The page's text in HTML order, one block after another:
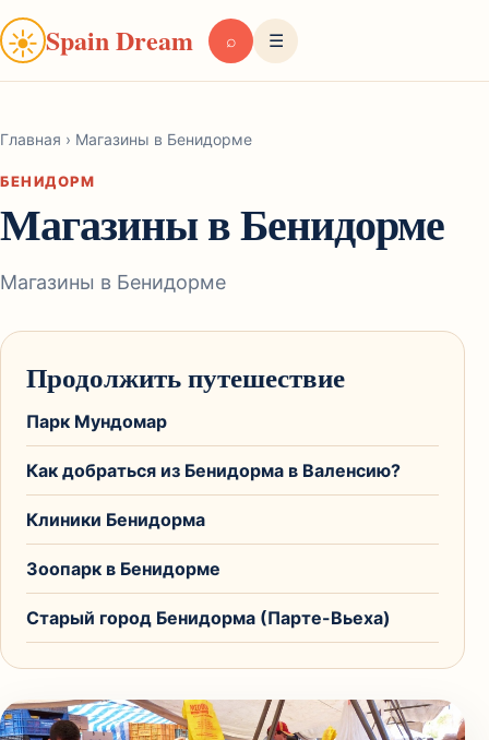
☀Spain Dream ⌕ ☰
Главная › Магазины в Бенидорме
БЕНИДОРМ
Магазины в Бенидорме
Магазины в Бенидорме
Продолжить путешествие
Парк Мундомар
Как добраться из Бенидорма в Валенсию?
Клиники Бенидорма
Зоопарк в Бенидорме
Старый город Бенидорма (Парте-Вьеха)